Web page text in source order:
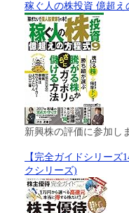
稼ぐ人の株投資 億超え
新興株の評価に参加し
【完全ガイドシリーズ
クシリーズ)